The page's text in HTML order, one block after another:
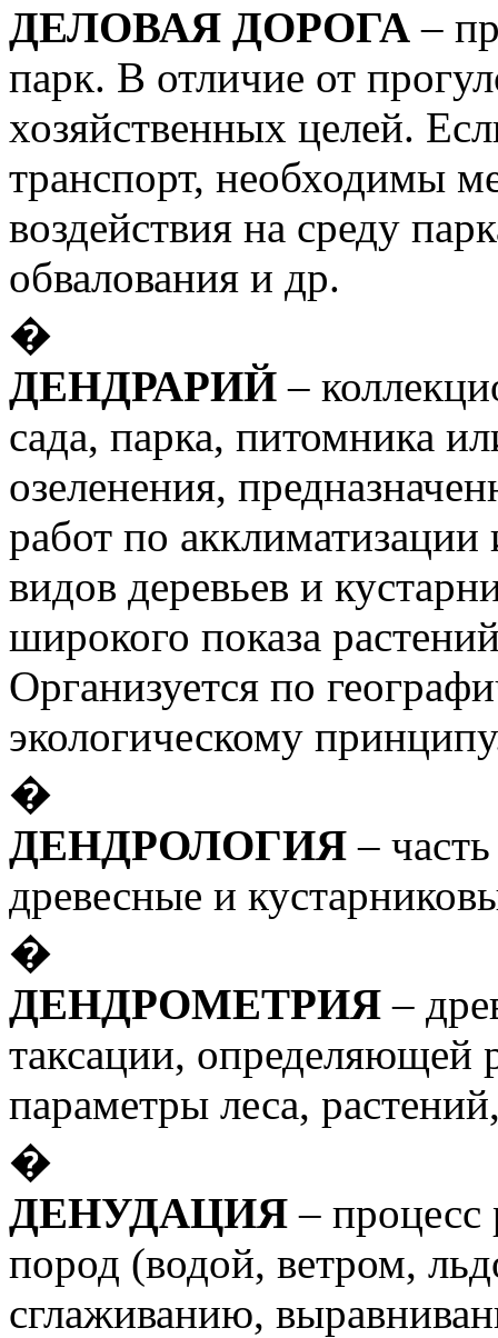
ДЕЛОВАЯ ДОРОГА –
парк. В отличие от
хозяйственных целей.
транспорт, необходимы
воздействия на среду
обвалования и др.
�
ДЕНДРАРИЙ –
сада, парка, питомника
озеленения,
работ по
видов деревьев и
широкого показа
Организуется по
экологическому
�
ДЕНДРОЛОГИЯ –
древесные и
�
ДЕНДРОМЕТРИЯ –
таксации, определяющей
параметры леса,
�
ДЕНУДАЦИЯ – процесс
пород (водой, ветром,
сглаживанию,